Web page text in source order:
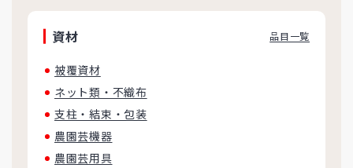
資材 品目一覧
被覆資材
ネット類・不織布
支柱・結束・包装
農園芸機器
農園芸用具